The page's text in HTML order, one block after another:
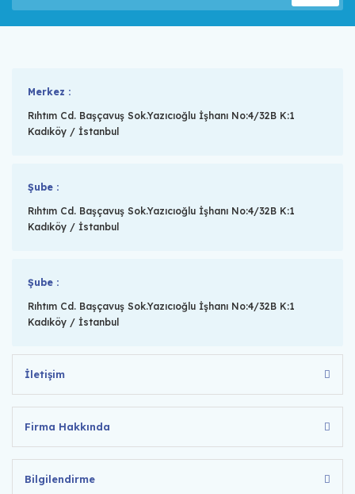
Merkez :
Rıhtım Cd. Başçavuş Sok.Yazıcıoğlu İşhanı No:4/32B K:1
Kadıköy / İstanbul
Şube :
Rıhtım Cd. Başçavuş Sok.Yazıcıoğlu İşhanı No:4/32B K:1
Kadıköy / İstanbul
Şube :
Rıhtım Cd. Başçavuş Sok.Yazıcıoğlu İşhanı No:4/32B K:1
Kadıköy / İstanbul
İletişim
Firma Hakkında
Bilgilendirme